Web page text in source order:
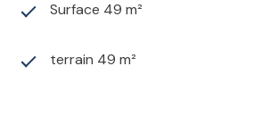
Surface 49 m²
terrain 49 m²